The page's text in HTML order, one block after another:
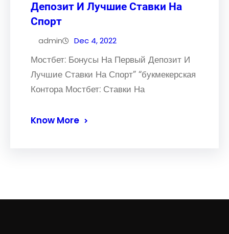
Депозит И Лучшие Ставки На
Спорт
admin Dec 4, 2022
Мостбет: Бонусы На Первый Депозит И
Лучшие Ставки На Спорт” “букмекерская
Контора Мостбет: Ставки На
Know More